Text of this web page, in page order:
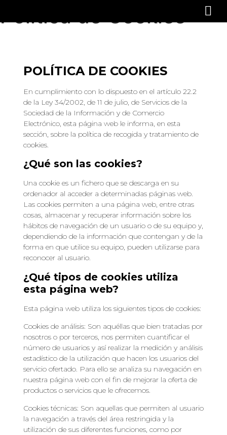
Política de Cookies
POLÍTICA DE COOKIES
En cumplimiento con lo dispuesto en el artículo 22.2
de la Ley 34/2002, de 11 de julio, de Servicios de la
Sociedad de la Información y de Comercio
Electrónico, esta página web le informa, en esta
sección, sobre la política de recogida y tratamiento de
cookies.
¿Qué son las cookies?
Una cookie es un fichero que se descarga en su
ordenador al acceder a determinadas páginas web.
Las cookies permiten a una página web, entre otras
cosas, almacenar y recuperar información sobre los
hábitos de navegación de un usuario o de su equipo y,
dependiendo de la información que contengan y de la
forma en que utilice su equipo, pueden utilizarse para
reconocer al usuario.
¿Qué tipos de cookies utiliza
esta página web?
Esta página web utiliza los siguientes tipos de cookies:
Cookies de análisis: Son aquéllas que bien tratadas por
nosotros o por terceros, nos permiten cuantificar el
número de usuarios y así realizar la medición y análisis
estadístico de la utilización que hacen los usuarios del
servicio ofertado. Para ello se analiza su navegación en
nuestra página web con el fin de mejorar la oferta de
productos o servicios que le ofrecemos.
Cookies técnicas: Son aquellas que permiten al usuario
la navegación a través del área restringida y la
utilización de sus diferentes funciones, como por